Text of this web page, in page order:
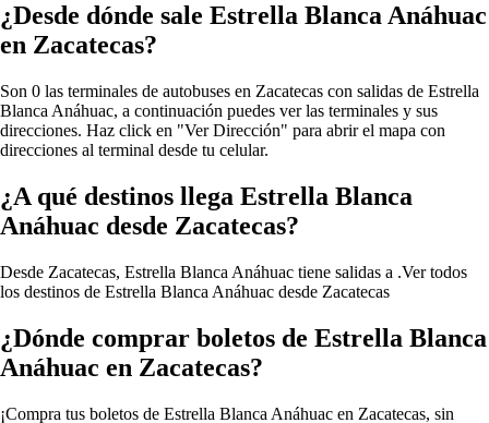
¿Desde dónde sale Estrella Blanca Anáhuac
en Zacatecas?
Son 0 las terminales de autobuses en Zacatecas con salidas de Estrella
Blanca Anáhuac, a continuación puedes ver las terminales y sus
direcciones. Haz click en "Ver Dirección" para abrir el mapa con
direcciones al terminal desde tu celular.
¿A qué destinos llega Estrella Blanca
Anáhuac desde Zacatecas?
Desde Zacatecas, Estrella Blanca Anáhuac tiene salidas a .Ver todos
los destinos de Estrella Blanca Anáhuac desde Zacatecas
¿Dónde comprar boletos de Estrella Blanca
Anáhuac en Zacatecas?
¡Compra tus boletos de Estrella Blanca Anáhuac en Zacatecas, sin